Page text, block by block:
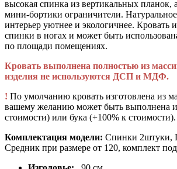
высокая спинка из вертикальных планок,
мини-бортики ограничители. Натуральное
интерьер уютнее и экологичнее. Кровать
спинки в ногах и может быть
по площади помещениях.
Кровать выполнена полностью из
изделия не используются ДСП и МДФ.
! По умолчанию кровать изготовлена из
вашему желанию может быть выполнена
стоимости) или бука (+100% к стоимости).
Комплектация модели: Спинки 2штуки,
Средник при размере от 120, комплект